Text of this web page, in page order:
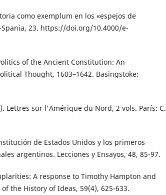
como exemplum en los «espejos de
23. https://doi.org/10.4000/e-
of the Ancient Constitution: An
Thought, 1603–1642. Basingstoke:
Lettres sur l'Amérique du Nord, 2 vols. París: C.
de Estados Unidos y los primeros
argentinos. Lecciones y Ensayos, 48, 85-97.
A response to Timothy Hampton and
the History of Ideas, 59(4), 625-633.